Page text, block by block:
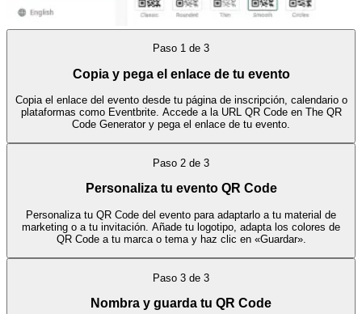
Paso 1 de 3
Copia y pega el enlace de tu evento
Copia el enlace del evento desde tu página de inscripción, calendario o
plataformas como Eventbrite. Accede a la URL QR Code en The QR
Code Generator y pega el enlace de tu evento.
Paso 2 de 3
Personaliza tu evento QR Code
Personaliza tu QR Code del evento para adaptarlo a tu material de
marketing o a tu invitación. Añade tu logotipo, adapta los colores de
QR Code a tu marca o tema y haz clic en «Guardar».
Paso 3 de 3
Nombra y guarda tu QR Code